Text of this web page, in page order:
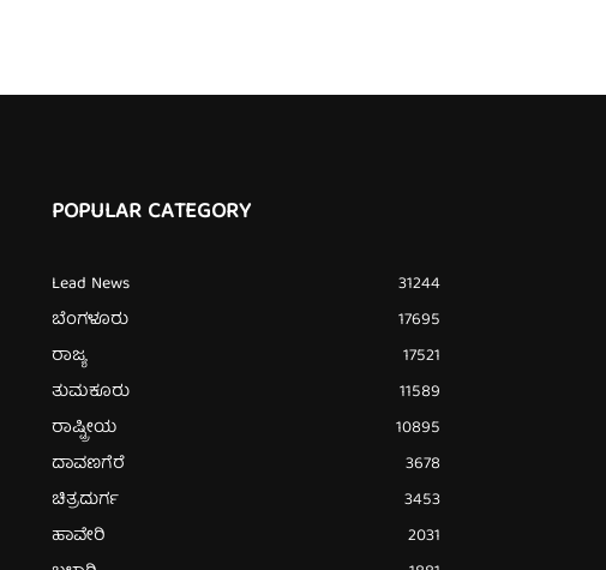
POPULAR CATEGORY
Lead News
31244
ಬೆಂಗಳೂರು
17695
ರಾಜ್ಯ
17521
ತುಮಕೂರು
11589
ರಾಷ್ಟ್ರೀಯ
10895
ದಾವಣಗೆರೆ
3678
ಚಿತ್ರದುರ್ಗ
3453
ಹಾವೇರಿ
2031